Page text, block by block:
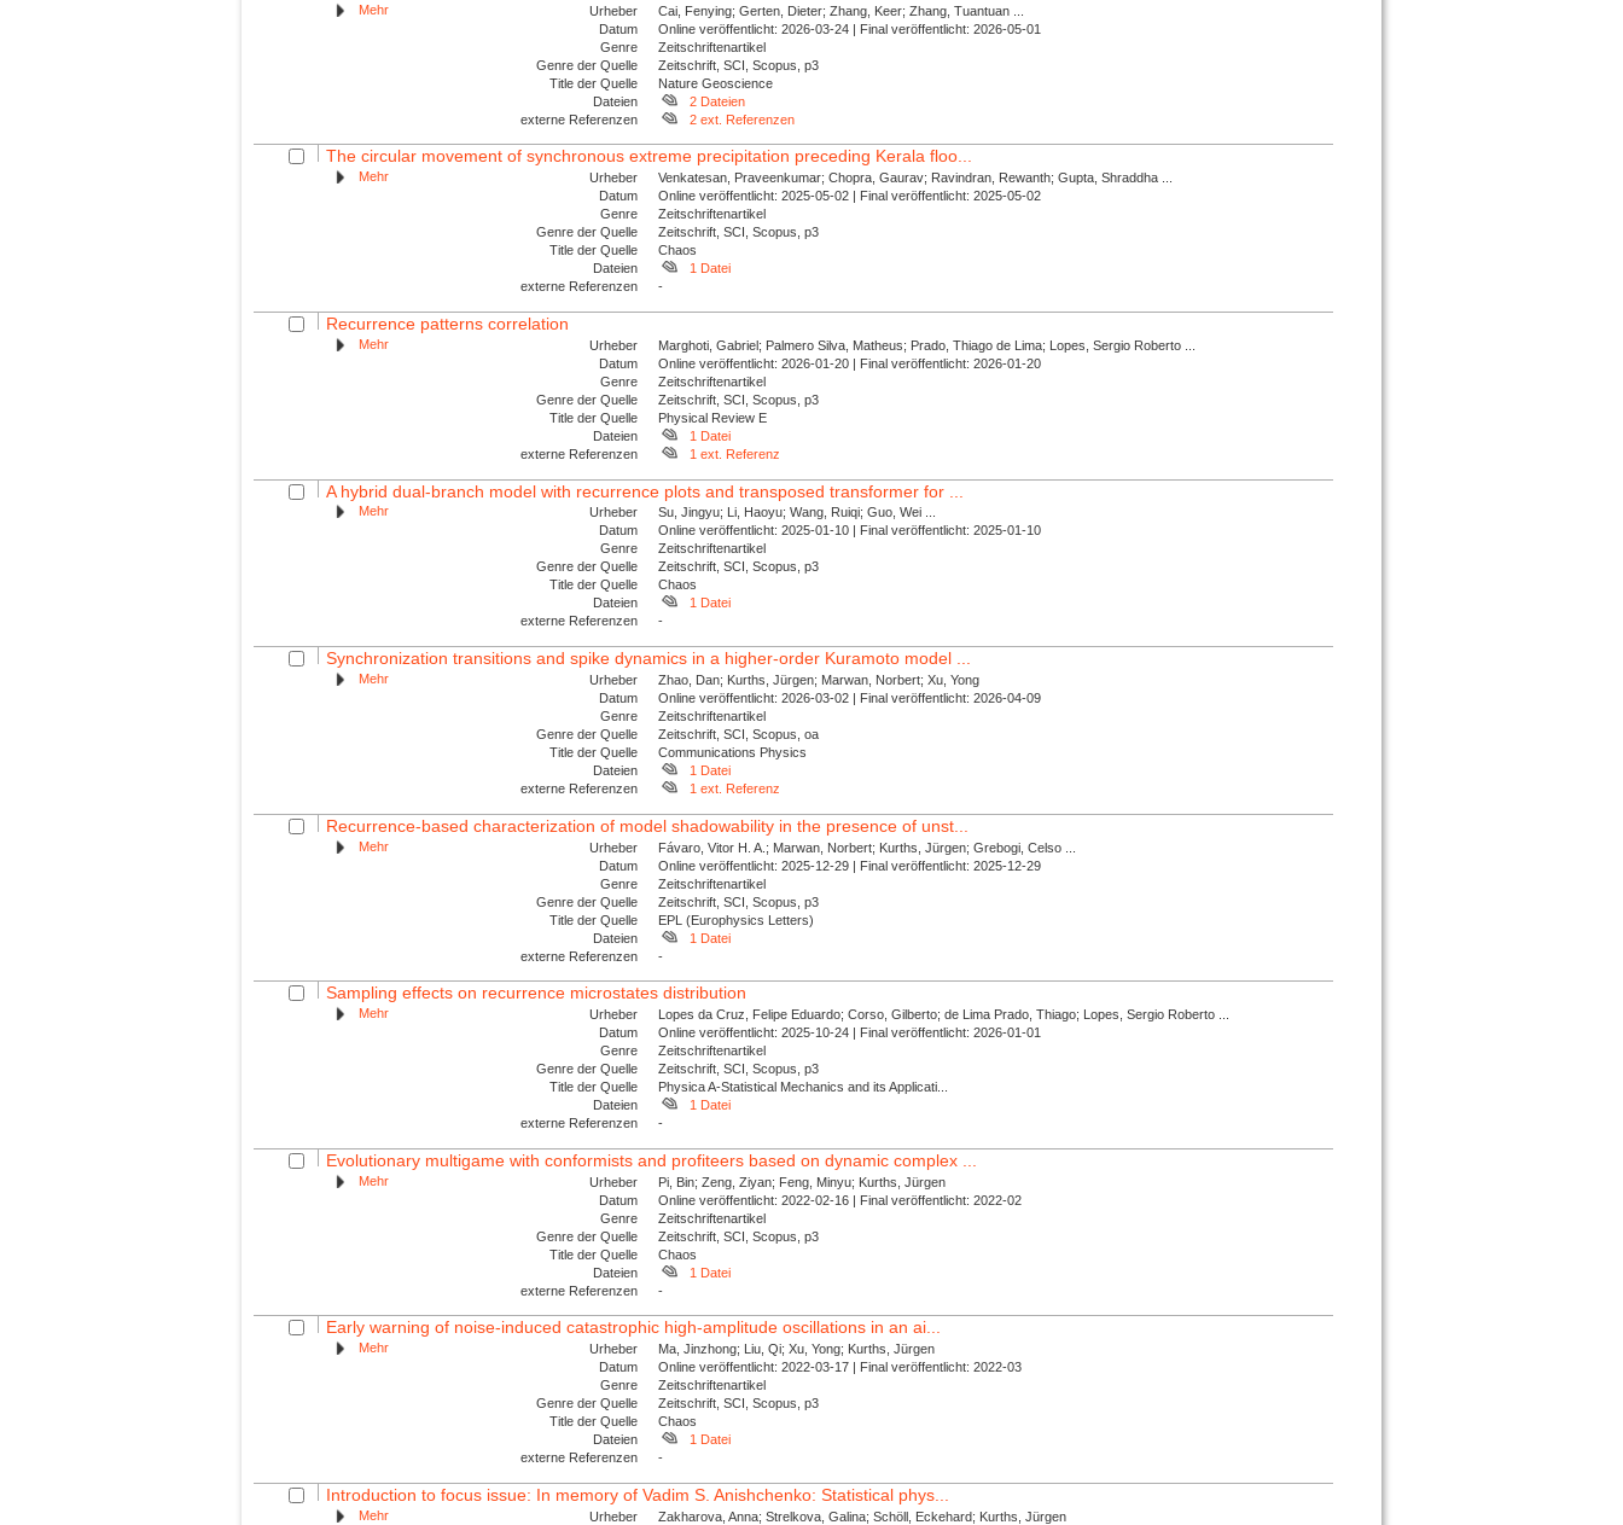
Mehr Urheber
Cai, Fenying; Gerten, Dieter; Zhang, Keer; Zhang, Tuantuan ...
Datum
Online veröffentlicht: 2026-03-24 | Final veröffentlicht: 2026-05-01
Genre
Zeitschriftenartikel
Genre der Quelle
Zeitschrift, SCI, Scopus, p3
Title der Quelle
Nature Geoscience
Dateien
2 Dateien
externe Referenzen
2 ext. Referenzen
The circular movement of synchronous extreme precipitation preceding Kerala floo...
Mehr Urheber
Venkatesan, Praveenkumar; Chopra, Gaurav; Ravindran, Rewanth; Gupta, Shraddha ...
Datum
Online veröffentlicht: 2025-05-02 | Final veröffentlicht: 2025-05-02
Genre
Zeitschriftenartikel
Genre der Quelle
Zeitschrift, SCI, Scopus, p3
Title der Quelle
Chaos
Dateien
1 Datei
externe Referenzen
-
Recurrence patterns correlation
Mehr Urheber
Marghoti, Gabriel; Palmero Silva, Matheus; Prado, Thiago de Lima; Lopes, Sergio Roberto ...
Datum
Online veröffentlicht: 2026-01-20 | Final veröffentlicht: 2026-01-20
Genre
Zeitschriftenartikel
Genre der Quelle
Zeitschrift, SCI, Scopus, p3
Title der Quelle
Physical Review E
Dateien
1 Datei
externe Referenzen
1 ext. Referenz
A hybrid dual-branch model with recurrence plots and transposed transformer for ...
Mehr Urheber
Su, Jingyu; Li, Haoyu; Wang, Ruiqi; Guo, Wei ...
Datum
Online veröffentlicht: 2025-01-10 | Final veröffentlicht: 2025-01-10
Genre
Zeitschriftenartikel
Genre der Quelle
Zeitschrift, SCI, Scopus, p3
Title der Quelle
Chaos
Dateien
1 Datei
externe Referenzen
-
Synchronization transitions and spike dynamics in a higher-order Kuramoto model ...
Mehr Urheber
Zhao, Dan; Kurths, Jürgen; Marwan, Norbert; Xu, Yong
Datum
Online veröffentlicht: 2026-03-02 | Final veröffentlicht: 2026-04-09
Genre
Zeitschriftenartikel
Genre der Quelle
Zeitschrift, SCI, Scopus, oa
Title der Quelle
Communications Physics
Dateien
1 Datei
externe Referenzen
1 ext. Referenz
Recurrence-based characterization of model shadowability in the presence of unst...
Mehr Urheber
Fávaro, Vitor H. A.; Marwan, Norbert; Kurths, Jürgen; Grebogi, Celso ...
Datum
Online veröffentlicht: 2025-12-29 | Final veröffentlicht: 2025-12-29
Genre
Zeitschriftenartikel
Genre der Quelle
Zeitschrift, SCI, Scopus, p3
Title der Quelle
EPL (Europhysics Letters)
Dateien
1 Datei
externe Referenzen
-
Sampling effects on recurrence microstates distribution
Mehr Urheber
Lopes da Cruz, Felipe Eduardo; Corso, Gilberto; de Lima Prado, Thiago; Lopes, Sergio Roberto ...
Datum
Online veröffentlicht: 2025-10-24 | Final veröffentlicht: 2026-01-01
Genre
Zeitschriftenartikel
Genre der Quelle
Zeitschrift, SCI, Scopus, p3
Title der Quelle
Physica A-Statistical Mechanics and its Applicati...
Dateien
1 Datei
externe Referenzen
-
Evolutionary multigame with conformists and profiteers based on dynamic complex ...
Mehr Urheber
Pi, Bin; Zeng, Ziyan; Feng, Minyu; Kurths, Jürgen
Datum
Online veröffentlicht: 2022-02-16 | Final veröffentlicht: 2022-02
Genre
Zeitschriftenartikel
Genre der Quelle
Zeitschrift, SCI, Scopus, p3
Title der Quelle
Chaos
Dateien
1 Datei
externe Referenzen
-
Early warning of noise-induced catastrophic high-amplitude oscillations in an ai...
Mehr Urheber
Ma, Jinzhong; Liu, Qi; Xu, Yong; Kurths, Jürgen
Datum
Online veröffentlicht: 2022-03-17 | Final veröffentlicht: 2022-03
Genre
Zeitschriftenartikel
Genre der Quelle
Zeitschrift, SCI, Scopus, p3
Title der Quelle
Chaos
Dateien
1 Datei
externe Referenzen
-
Introduction to focus issue: In memory of Vadim S. Anishchenko: Statistical phys...
Mehr Urheber
Zakharova, Anna; Strelkova, Galina; Schöll, Eckehard; Kurths, Jürgen